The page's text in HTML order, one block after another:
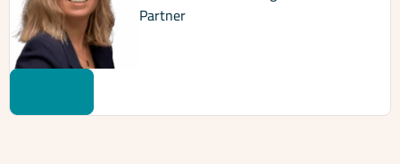
Partner